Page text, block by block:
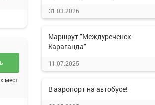
мест
31.03.2026
Маршрут "Междуреченск -
Караганда"
11.07.2025
В аэропорт на автобусе!